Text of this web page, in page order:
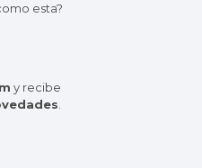
esta?
y recibe